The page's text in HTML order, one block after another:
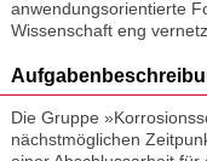
anwendungsorientierte
Wissenschaft eng
Die Gruppe
nächstmöglichen